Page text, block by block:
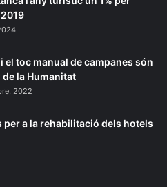
el toc manual de campanes són
la Humanitat
2022
per a la rehabilitació dels hotels